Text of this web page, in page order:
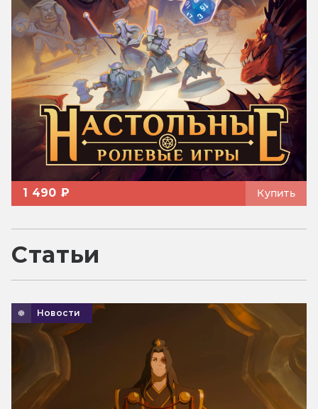
1 490 ₽ Купить
Статьи
Новости